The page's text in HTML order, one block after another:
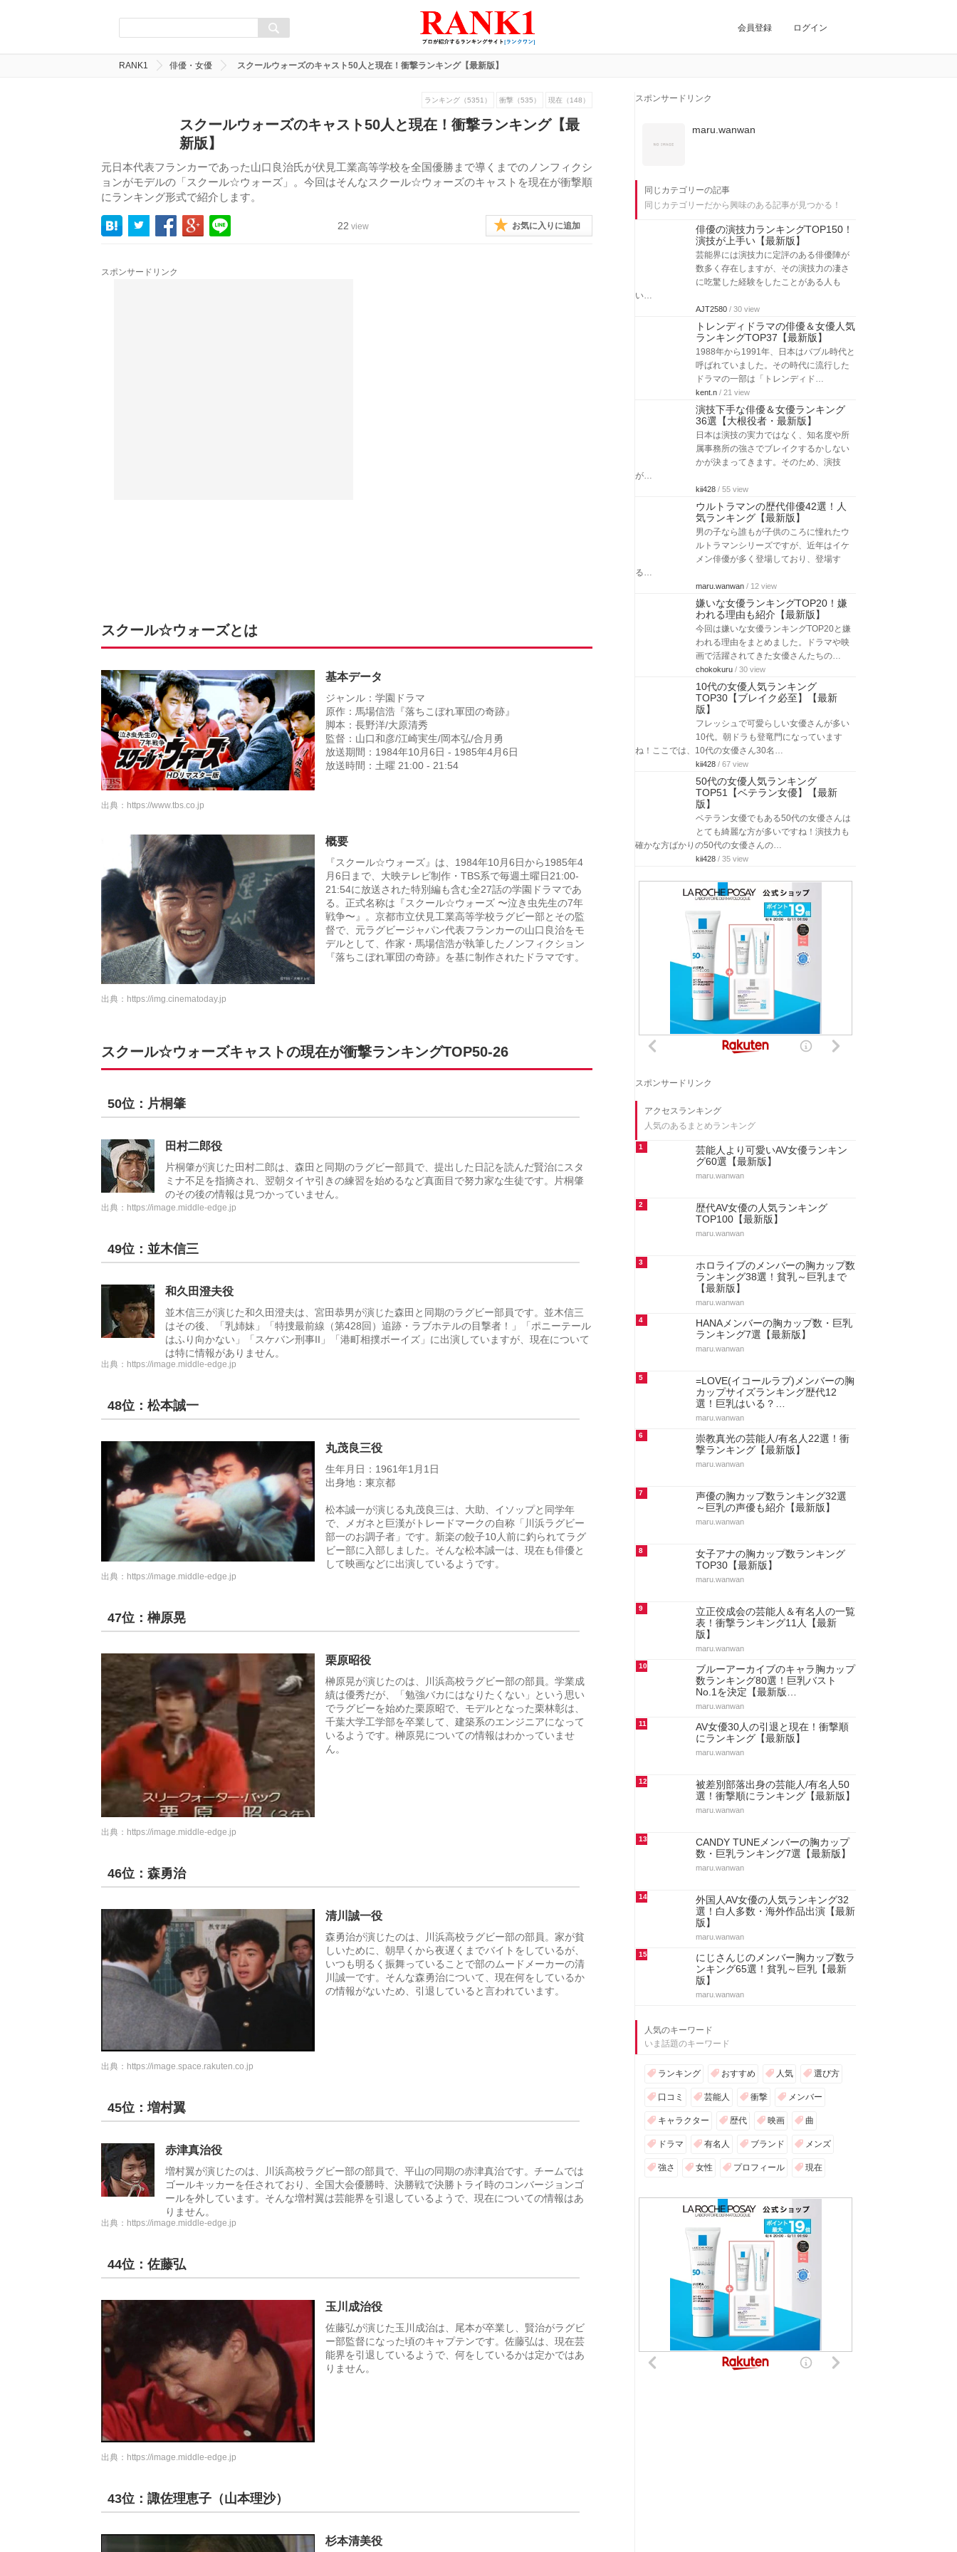
会員登録 ログイン
RANK1 俳優・女優 スクールウォーズのキャスト50人と現在！衝撃ランキング【最新版】
ランキング（5351） 衝撃（535） 現在（148）
スクールウォーズのキャスト50人と現在！衝撃ランキング【最
新版】
元日本代表フランカーであった山口良治氏が伏見工業高等学校を全国優勝まで導くまでのノンフィクシ
ョンがモデルの「スクール☆ウォーズ」。今回はそんなスクール☆ウォーズのキャストを現在が衝撃順
にランキング形式で紹介します。
22 view お気に入りに追加
スポンサードリンク
スクール☆ウォーズとは
基本データ
ジャンル：学園ドラマ
原作：馬場信浩『落ちこぼれ軍団の奇跡』
脚本：長野洋/大原清秀
監督：山口和彦/江崎実生/岡本弘/合月勇
放送期間：1984年10月6日 - 1985年4月6日
放送時間：土曜 21:00 - 21:54
出典： https://www.tbs.co.jp
概要
『スクール☆ウォーズ』は、1984年10月6日から1985年4
月6日まで、大映テレビ制作・TBS系で毎週土曜日21:00-
21:54に放送された特別編も含む全27話の学園ドラマであ
る。正式名称は『スクール☆ウォーズ 〜泣き虫先生の7年
戦争〜』。京都市立伏見工業高等学校ラグビー部とその監
督で、元ラグビージャパン代表フランカーの山口良治をモ
デルとして、作家・馬場信浩が執筆したノンフィクション
『落ちこぼれ軍団の奇跡』を基に制作されたドラマです。
出典： https://img.cinematoday.jp
スクール☆ウォーズキャストの現在が衝撃ランキングTOP50-26
50位：片桐肇
田村二郎役
片桐肇が演じた田村二郎は、森田と同期のラグビー部員で、提出した日記を読んだ賢治にスタ
ミナ不足を指摘され、翌朝タイヤ引きの練習を始めるなど真面目で努力家な生徒です。片桐肇
のその後の情報は見つかっていません。
出典： https://image.middle-edge.jp
49位：並木信三
和久田澄夫役
並木信三が演じた和久田澄夫は、宮田恭男が演じた森田と同期のラグビー部員です。並木信三
はその後、「乳姉妹」「特捜最前線（第428回）追跡・ラブホテルの目撃者！」「ポニーテール
はふり向かない」「スケバン刑事II」「港町相撲ボーイズ」に出演していますが、現在について
は特に情報がありません。
出典： https://image.middle-edge.jp
48位：松本誠一
丸茂良三役
生年月日：1961年1月1日
出身地：東京都
松本誠一が演じる丸茂良三は、大助、イソップと同学年
で、メガネと巨漢がトレードマークの自称「川浜ラグビー
部一のお調子者」です。新楽の餃子10人前に釣られてラグ
ビー部に入部しました。そんな松本誠一は、現在も俳優と
して映画などに出演しているようです。
出典： https://image.middle-edge.jp
47位：榊原晃
栗原昭役
榊原晃が演じたのは、川浜高校ラグビー部の部員。学業成
績は優秀だが、「勉強バカにはなりたくない」という思い
でラグビーを始めた栗原昭で、モデルとなった栗林彰は、
千葉大学工学部を卒業して、建築系のエンジニアになって
いるようです。榊原晃についての情報はわかっていませ
ん。
出典： https://image.middle-edge.jp
46位：森勇治
清川誠一役
森勇治が演じたのは、川浜高校ラグビー部の部員。家が貧
しいために、朝早くから夜遅くまでバイトをしているが、
いつも明るく振舞っていることで部のムードメーカーの清
川誠一です。そんな森勇治について、現在何をしているか
の情報がないため、引退していると言われています。
出典： https://image.space.rakuten.co.jp
45位：増村翼
赤津真治役
増村翼が演じたのは、川浜高校ラグビー部の部員で、平山の同期の赤津真治です。チームでは
ゴールキッカーを任されており、全国大会優勝時、決勝戦で決勝トライ時のコンバージョンゴ
ールを外しています。そんな増村翼は芸能界を引退しているようで、現在についての情報はあ
りません。
出典： https://image.middle-edge.jp
44位：佐藤弘
玉川成治役
佐藤弘が演じた玉川成治は、尾本が卒業し、賢治がラグビ
ー部監督になった頃のキャプテンです。佐藤弘は、現在芸
能界を引退しているようで、何をしているかは定かではあ
りません。
出典： https://image.middle-edge.jp
43位：諏佐理恵子（山本理沙）
杉本清美役
スポンサードリンク
maru.wanwan
同じカテゴリーの記事
同じカテゴリーだから興味のある記事が見つかる！
俳優の演技力ランキングTOP150！
演技が上手い【最新版】
芸能界には演技力に定評のある俳優陣が
数多く存在しますが、その演技力の凄さ
に吃驚した経験をしたことがある人も
い…
AJT2580 / 30 view
トレンディドラマの俳優＆女優人気
ランキングTOP37【最新版】
1988年から1991年、日本はバブル時代と
呼ばれていました。その時代に流行した
ドラマの一部は「トレンディド…
kent.n / 21 view
演技下手な俳優＆女優ランキング
36選【大根役者・最新版】
日本は演技の実力ではなく、知名度や所
属事務所の強さでブレイクするかしない
かが決まってきます。そのため、演技
が…
kii428 / 55 view
ウルトラマンの歴代俳優42選！人
気ランキング【最新版】
男の子なら誰もが子供のころに憧れたウ
ルトラマンシリーズですが、近年はイケ
メン俳優が多く登場しており、登場す
る…
maru.wanwan / 12 view
嫌いな女優ランキングTOP20！嫌
われる理由も紹介【最新版】
今回は嫌いな女優ランキングTOP20と嫌
われる理由をまとめました。ドラマや映
画で活躍されてきた女優さんたちの…
chokokuru / 30 view
10代の女優人気ランキング
TOP30【ブレイク必至】【最新
版】
フレッシュで可愛らしい女優さんが多い
10代。朝ドラも登竜門になっています
ね！ここでは、10代の女優さん30名…
kii428 / 67 view
50代の女優人気ランキング
TOP51【ベテラン女優】【最新
版】
ベテラン女優でもある50代の女優さんは
とても綺麗な方が多いですね！演技力も
確かな方ばかりの50代の女優さんの…
kii428 / 35 view
スポンサードリンク
アクセスランキング
人気のあるまとめランキング
1
芸能人より可愛いAV女優ランキン
グ60選【最新版】
maru.wanwan
2
歴代AV女優の人気ランキング
TOP100【最新版】
maru.wanwan
3
ホロライブのメンバーの胸カップ数
ランキング38選！貧乳～巨乳まで
【最新版】
maru.wanwan
4
HANAメンバーの胸カップ数・巨乳
ランキング7選【最新版】
maru.wanwan
5
=LOVE(イコールラブ)メンバーの胸
カップサイズランキング歴代12
選！巨乳はいる？…
maru.wanwan
6
崇教真光の芸能人/有名人22選！衝
撃ランキング【最新版】
maru.wanwan
7
声優の胸カップ数ランキング32選
～巨乳の声優も紹介【最新版】
maru.wanwan
8
女子アナの胸カップ数ランキング
TOP30【最新版】
maru.wanwan
9
立正佼成会の芸能人＆有名人の一覧
表！衝撃ランキング11人【最新
版】
maru.wanwan
10
ブルーアーカイブのキャラ胸カップ
数ランキング80選！巨乳バスト
No.1を決定【最新版…
maru.wanwan
11
AV女優30人の引退と現在！衝撃順
にランキング【最新版】
maru.wanwan
12
被差別部落出身の芸能人/有名人50
選！衝撃順にランキング【最新版】
maru.wanwan
13
CANDY TUNEメンバーの胸カップ
数・巨乳ランキング7選【最新版】
maru.wanwan
14
外国人AV女優の人気ランキング32
選！白人多数・海外作品出演【最新
版】
maru.wanwan
15
にじさんじのメンバー胸カップ数ラ
ンキング65選！貧乳～巨乳【最新
版】
maru.wanwan
人気のキーワード
いま話題のキーワード
ランキング おすすめ 人気 選び方
口コミ 芸能人 衝撃 メンバー
キャラクター 歴代 映画 曲
ドラマ 有名人 ブランド メンズ
強さ 女性 プロフィール 現在